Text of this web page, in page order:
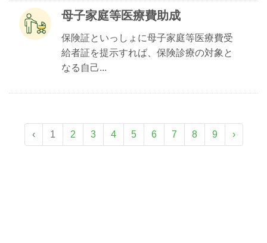
母子家庭等医療費助成
保険証といっしょに母子家庭等医療費受
給者証を提示すれば、保険診療の対象と
なる自己...
‹ 1 2 3 4 5 6 7 8 9 ›